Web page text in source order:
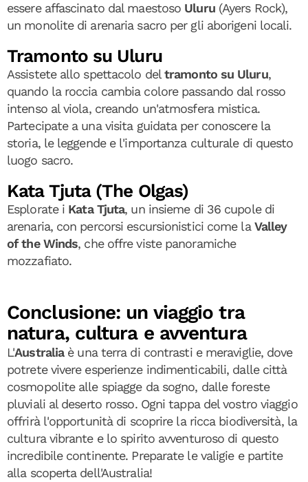
essere affascinato dal maestoso Uluru(Ayers Rock),
un monolite di arenaria sacro per gli aborigeni locali.
Tramonto su Uluru
Assistete allo spettacolo del tramonto su Uluru,
quando la roccia cambia colore passando dal rosso
intenso al viola, creando un'atmosfera mistica.
Partecipate a una visita guidata per conoscere la
storia, le leggende e l'importanza culturale di questo
luogo sacro.
Kata Tjuta (The Olgas)
Esplorate i Kata Tjuta, un insieme di 36 cupole di
arenaria, con percorsi escursionistici come la Valley
of the Winds, che offre viste panoramiche
mozzafiato.
Conclusione: un viaggio tra
natura, cultura e avventura
L'Australiaè una terra di contrasti e meraviglie, dove
potrete vivere esperienze indimenticabili, dalle città
cosmopolite alle spiagge da sogno, dalle foreste
pluviali al deserto rosso. Ogni tappa del vostro viaggio
offrirà l'opportunità di scoprire la ricca biodiversità, la
cultura vibrante e lo spirito avventuroso di questo
incredibile continente. Preparate le valigie e partite
alla scoperta dell'Australia!